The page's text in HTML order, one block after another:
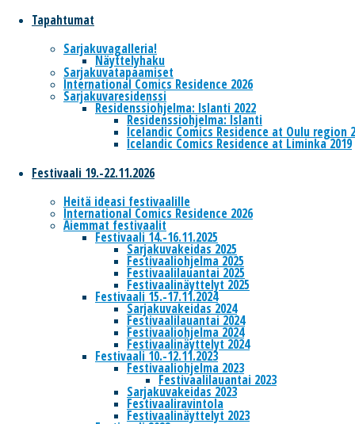
Tapahtumat
Sarjakuvagalleria!
Näyttelyhaku
Sarjakuvatapaamiset
International Comics Residence 2026
Sarjakuvaresidenssi
Residenssiohjelma: Islanti 2022
Residenssiohjelma: Islanti
Icelandic Comics Residence at Oulu region
Icelandic Comics Residence at Liminka 2019
Festivaali 19.-22.11.2026
Heitä ideasi festivaalille
International Comics Residence 2026
Aiemmat festivaalit
Festivaali 14.-16.11.2025
Sarjakuvakeidas 2025
Festivaaliohjelma 2025
Festivaalilauantai 2025
Festivaalinäyttelyt 2025
Festivaali 15.-17.11.2024
Sarjakuvakeidas 2024
Festivaalilauantai 2024
Festivaaliohjelma 2024
Festivaalinäyttelyt 2024
Festivaali 10.-12.11.2023
Festivaaliohjelma 2023
Festivaalilauantai 2023
Sarjakuvakeidas 2023
Festivaaliravintola
Festivaalinäyttelyt 2023